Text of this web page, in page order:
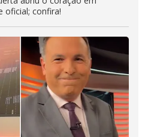
oficial; confira!